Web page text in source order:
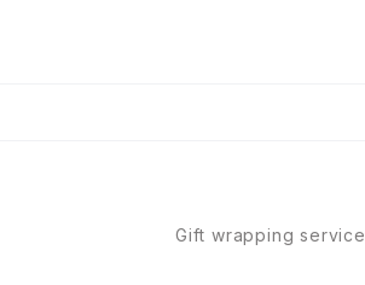
Gift wrapping service